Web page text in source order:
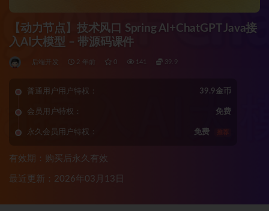
【动力节点】技术风口 Spring Al+ChatGPT Java接
入AI大模型 – 带源码课件
后端开发 2 年前 0 141 39.9
普通用户用户特权： 39.9金币
会员用户特权： 免费
永久会员用户特权： 免费 推荐
有效期：购买后永久有效
最近更新：2026年03月13日